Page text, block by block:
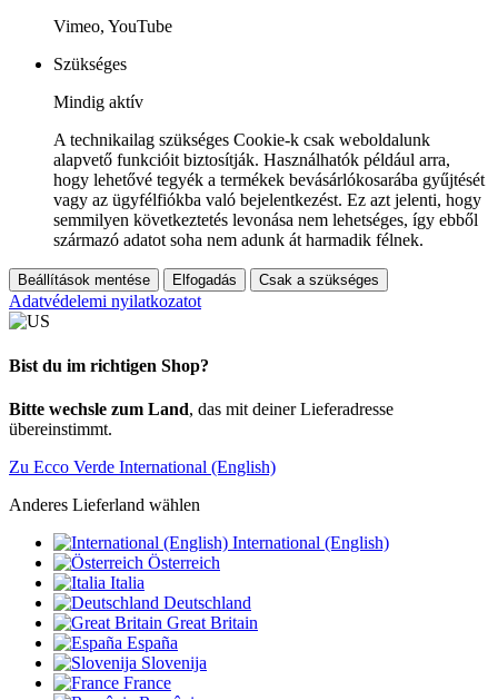
Vimeo, YouTube
Szükséges
Mindig aktív
A technikailag szükséges Cookie-k csak weboldalunk
alapvető funkcióit biztosítják. Használhatók például arra,
hogy lehetővé tegyék a termékek bevásárlókosarába gyűjtését
vagy az ügyfélfiókba való bejelentkezést. Ez azt jelenti, hogy
semmilyen következtetés levonása nem lehetséges, így ebből
származó adatot soha nem adunk át harmadik félnek.
Beállítások mentése Elfogadás Csak a szükséges
Adatvédelemi nyilatkozatot
Bist du im richtigen Shop?
Bitte wechsle zum Land, das mit deiner Lieferadresse
übereinstimmt.
Zu Ecco Verde International (English)
Anderes Lieferland wählen
International (English)
Österreich
Italia
Deutschland
Great Britain
España
Slovenija
France